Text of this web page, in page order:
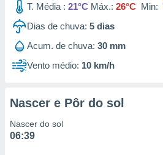
utilizar
criar
medir
da
T. Média : 21°C Máx.: 26°C Min:
Dias de chuva: 5 dias
Acum. de chuva: 30 mm
Vento médio: 10 km/h
Nascer e Pôr do sol
Nascer do sol
06:39